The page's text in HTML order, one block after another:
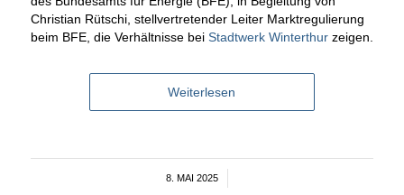
Christian Rütschi, stellvertretender Leiter Marktregulierung
beim BFE, die Verhältnisse bei Stadtwerk Winterthurzeigen.
Weiterlesen
8. MAI 2025
/